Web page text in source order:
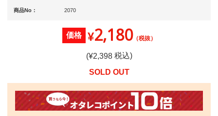
商品No： 2070
価格 ¥2,180（税抜）
(¥2,398税込)
SOLD OUT